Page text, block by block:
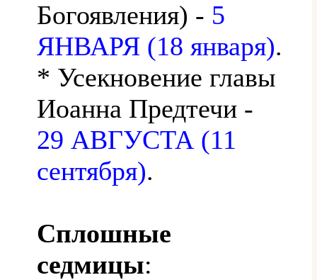
Богоявления) - 5
ЯНВАРЯ (18 января).
* Усекновение главы
Иоанна Предтечи -
29 АВГУСТА (11
сентября).
Сплошные
седмицы: